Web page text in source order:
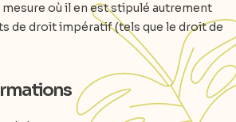
où il en est stipulé autrement
de droit impératif (tels que le droit de